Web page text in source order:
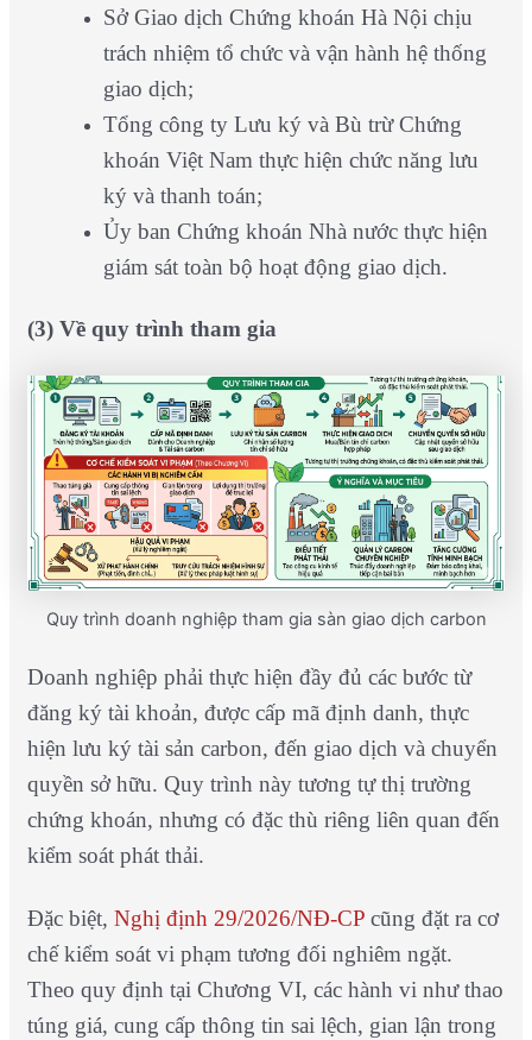
Sở Giao dịch Chứng khoán Hà Nội chịu
trách nhiệm tổ chức và vận hành hệ thống
giao dịch;
Tổng công ty Lưu ký và Bù trừ Chứng
khoán Việt Nam thực hiện chức năng lưu
ký và thanh toán;
Ủy ban Chứng khoán Nhà nước thực hiện
giám sát toàn bộ hoạt động giao dịch.
(3) Về quy trình tham gia
Quy trình doanh nghiệp tham gia sàn giao dịch carbon
Doanh nghiệp phải thực hiện đầy đủ các bước từ
đăng ký tài khoản, được cấp mã định danh, thực
hiện lưu ký tài sản carbon, đến giao dịch và chuyển
quyền sở hữu. Quy trình này tương tự thị trường
chứng khoán, nhưng có đặc thù riêng liên quan đến
kiểm soát phát thải.
Đặc biệt, Nghị định 29/2026/NĐ-CPcũng đặt ra cơ
chế kiểm soát vi phạm tương đối nghiêm ngặt.
Theo quy định tại Chương VI, các hành vi như thao
túng giá, cung cấp thông tin sai lệch, gian lận trong